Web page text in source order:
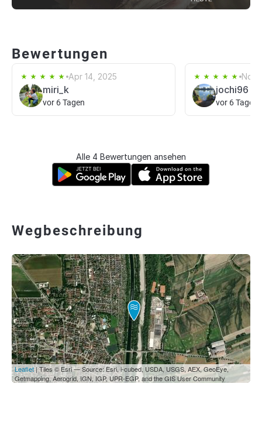
Bewertungen
Apr 14, 2025
miri_k
vor 6 Tagen
Nov
jochi96
vor 6 Tagen
Alle 4 Bewertungen ansehen
Wegbeschreibung
Leaflet| Tiles © Esri — Source: Esri, i-cubed, USDA, USGS, AEX, GeoEye,
Getmapping, Aerogrid, IGN, IGP, UPR-EGP, and the GIS User Community